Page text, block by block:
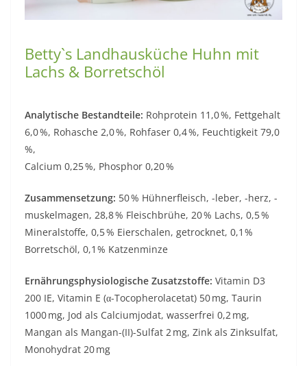
Betty`s Landhausküche Huhn mit
Lachs & Borretschöl
Analytische Bestandteile: Rohprotein 11,0 %, Fettgehalt
6,0 %, Rohasche 2,0 %, Rohfaser 0,4 %, Feuchtigkeit 79,0
%,
Calcium 0,25 %, Phosphor 0,20 %
Zusammensetzung: 50 % Hühnerfleisch, -leber, -herz, -
muskel­magen, 28,8 % Fleischbrühe, 20 % Lachs, 0,5 %
Mineral­stoffe, 0,5 % Eierschalen, getrocknet, 0,1 %
Borretschöl, 0,1 % Katzenminze
Ernährungsphysiologische Zusatzstoffe: Vitamin D3
200 IE, Vitamin E (α-Tocopherolacetat) 50 mg, Taurin
1000 mg, Jod als Calciumjodat, wasserfrei 0,2 mg,
Mangan als Mangan-(II)-Sulfat 2 mg, Zink als Zinksulfat,
Monohydrat 20 mg